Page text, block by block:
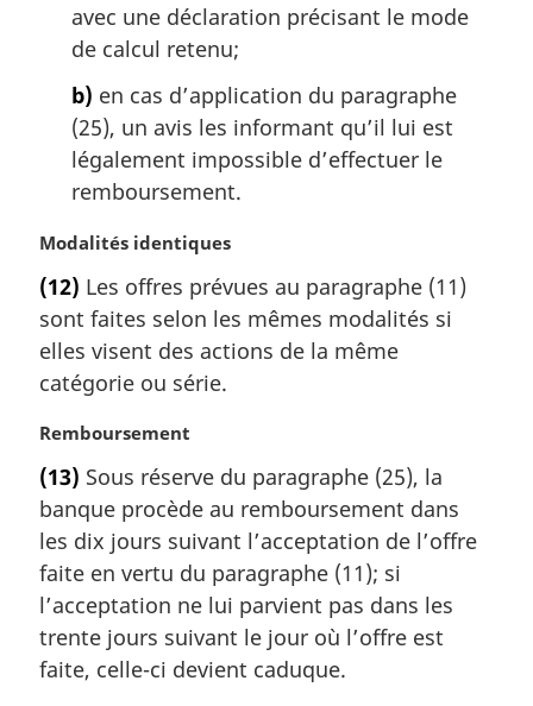
avec une déclaration précisant le mode
de calcul retenu;
b) en cas d’application du paragraphe
(25), un avis les informant qu’il lui est
légalement impossible d’effectuer le
remboursement.
N
t
e
m
a
g
n
a
l
e
:
Modalités identiques
(12) Les offres prévues au paragraphe (11)
sont faites selon les mêmes modalités si
elles visent des actions de la même
catégorie ou série.
N
t
e
m
a
g
i
n
Remboursement
(13) Sous réserve du paragraphe (25), la
banque procède au remboursement dans
les dix jours suivant l’acceptation de l’offre
faite en vertu du paragraphe (11); si
l’acceptation ne lui parvient pas dans les
trente jours suivant le jour où l’offre est
faite, celle-ci devient caduque.